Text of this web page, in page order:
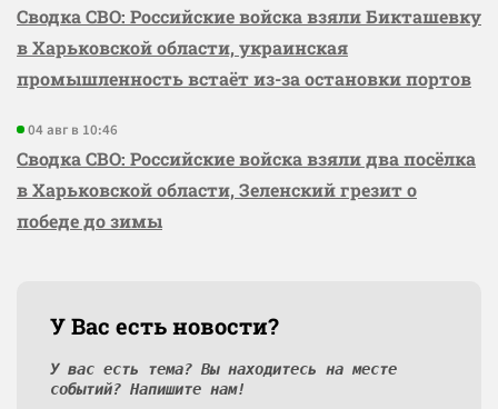
Сводка СВО: Российские войска взяли Бикташевку
в Харьковской области, украинская
промышленность встаёт из-за остановки портов
04 авг в 10:46
Сводка СВО: Российские войска взяли два посёлка
в Харьковской области, Зеленский грезит о
победе до зимы
У Вас есть новости?
У вас есть тема? Вы находитесь на месте
событий? Напишите нам!